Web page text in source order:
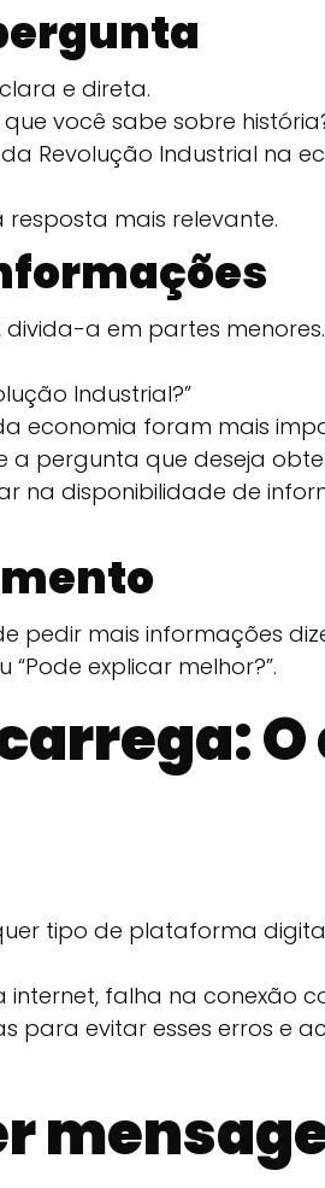
e direta.
você sabe sobre
Revolução Industrial na
resposta mais relevante.
a em partes menores.
Industrial?”
economia foram mais
a pergunta que deseja
na disponibilidade de
pedir mais informações
explicar melhor?”.
O
tipo de plataforma
falha na conexão
para evitar esses erros e